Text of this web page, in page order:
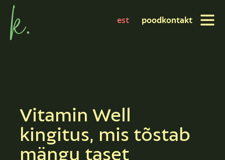
est poodkontakt
Vitamin Well
kingitus, mis tõstab
mängutaset